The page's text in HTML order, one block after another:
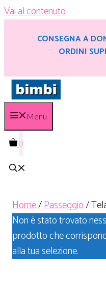
Vai al contenuto
CONSEGNA A
ORDINI
Menu
0
Home/Passeggio/
Non è stato trovato
prodotto che
alla tua selezione.